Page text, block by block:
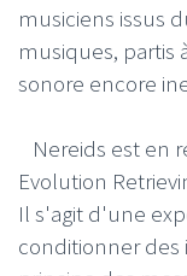
musiciens issus
musiques, partis
sonore encore
Nereids est en
Evolution
Il s'agit d'une
conditionner des